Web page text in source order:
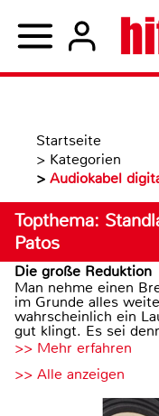
Startseite
> Kategorien
> Audiokabel
Topthema:
Patos
Die große Reduktion
Man nehme einen
im Grunde alles
wahrscheinlich ein
gut klingt. Es sei
>> Mehr erfahren
>> Alle anzeigen